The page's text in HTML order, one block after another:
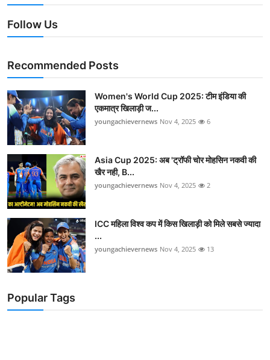
Follow Us
Recommended Posts
Women's World Cup 2025: टीम इंडिया की
एकमात्र खिलाड़ी ज...
youngachievernews Nov 4, 2025 6
Asia Cup 2025: अब 'ट्रॉफी चोर मोहसिन नकवी की
खैर नही, B...
youngachievernews Nov 4, 2025 2
ICC महिला विश्व कप में किस खिलाड़ी को मिले सबसे ज्यादा
...
youngachievernews Nov 4, 2025 13
Popular Tags